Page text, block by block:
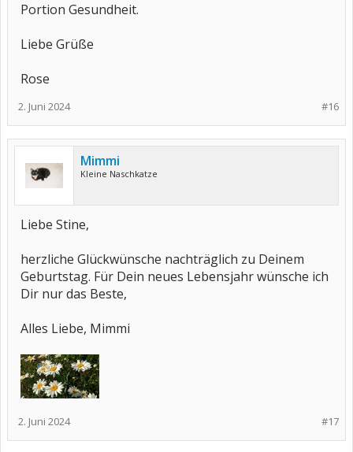
Portion Gesundheit.
Liebe Grüße
Rose
#16
2. Juni 2024
Mimmi
Kleine Naschkatze
Liebe Stine,
herzliche Glückwünsche nachträglich zu Deinem
Geburtstag. Für Dein neues Lebensjahr wünsche ich
Dir nur das Beste,
Alles Liebe, Mimmi
#17
2. Juni 2024